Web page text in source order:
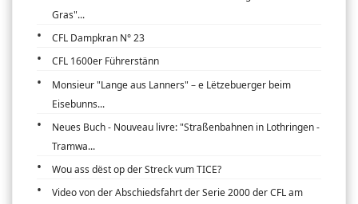
Gras"...
CFL Dampkran N° 23
CFL 1600er Führerstänn
Monsieur "Lange aus Lanners" – e Lëtzebuerger beim
Eisebunns...
Neues Buch - Nouveau livre: "Straßenbahnen in Lothringen -
Tramwa...
Wou ass dëst op der Streck vum TICE?
Video von der Abschiedsfahrt der Serie 2000 der CFL am